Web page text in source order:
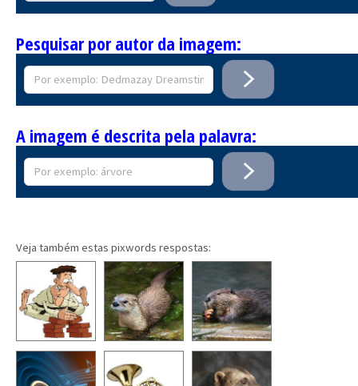
Pesquisar por autor da imagem:
A imagem é descrita pela palavra:
Veja também estas pixwords respostas: